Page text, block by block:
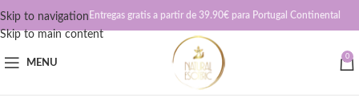
Skip to navigation
Skip to main content
Entregas gratis a partir de 39.90€ para Portugal Continental
MENU
0